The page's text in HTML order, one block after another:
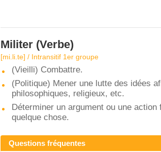
Militer (Verbe)
[mi.li.te] / Intransitif 1er groupe
(Vieilli) Combattre.
(Politique) Mener une lutte des idées
philosophiques, religieux, etc.
Déterminer un argument ou une
quelque chose.
Questions fréquentes